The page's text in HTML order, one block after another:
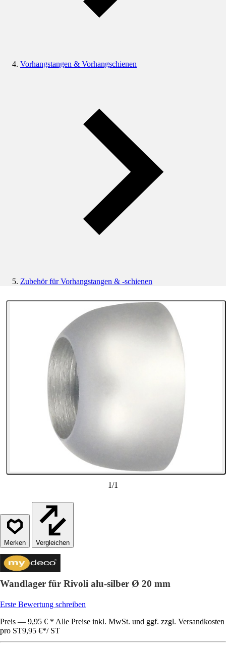
Vorhangstangen & Vorhangschienen
Zubehör für Vorhangstangen & -schienen
1/1
Vergleichen
Wandlager für Rivoli alu-silber Ø 20 mm
Erste Bewertung schreiben
Preis — 9,95 € * Alle Preise inkl. MwSt. und ggf. zzgl. Versandkosten
pro ST9,95 €*/ ST